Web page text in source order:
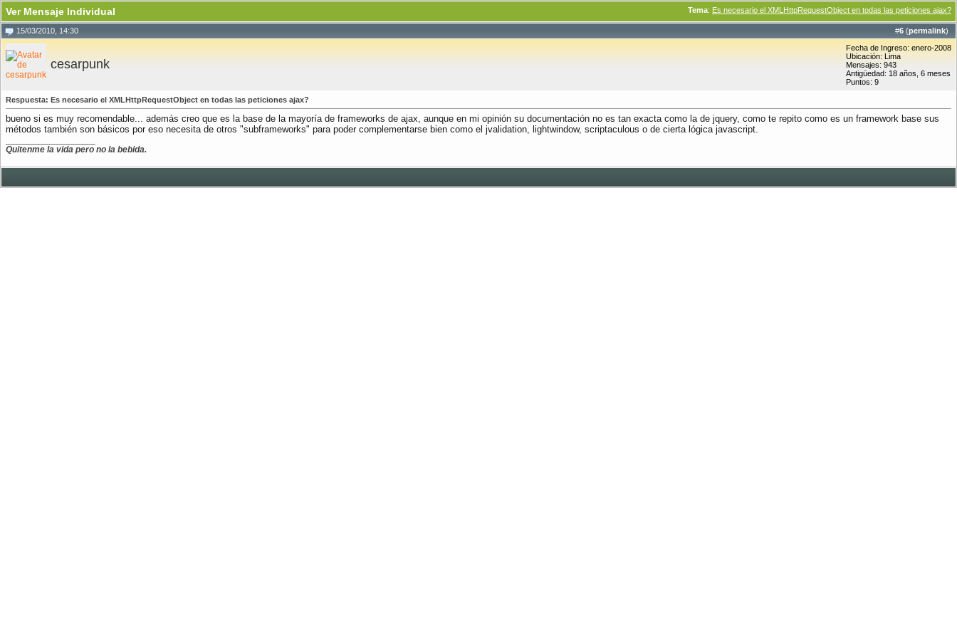
Tema: Es necesario el XMLHttpRequestObject en todas las peticiones ajax?
Ver Mensaje Individual
#6 (permalink)
15/03/2010, 14:30
cesarpunk
Fecha de Ingreso: enero-2008
Ubicación: Lima
Mensajes: 943
Antigüedad: 18 años, 6 meses
Puntos: 9
Respuesta: Es necesario el XMLHttpRequestObject en todas las peticiones ajax?
bueno si es muy recomendable... además creo que es la base de la mayoría de frameworks de ajax, aunque en mi opinión su documentación no es tan exacta como la de jquery, como te repito como es un framework base sus
métodos también son básicos por eso necesita de otros "subframeworks" para poder complementarse bien como el jvalidation, lightwindow, scriptaculous o de cierta lógica javascript.
Quitenme la vida pero no la bebida.